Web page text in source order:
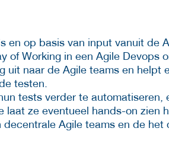
en op basis van input vanuit de
of Working in een Agile Devops
uit naar de Agile teams en helpt
testen.
tests verder te automatiseren,
laat ze eventueel hands-on zien
Agile teams en de het